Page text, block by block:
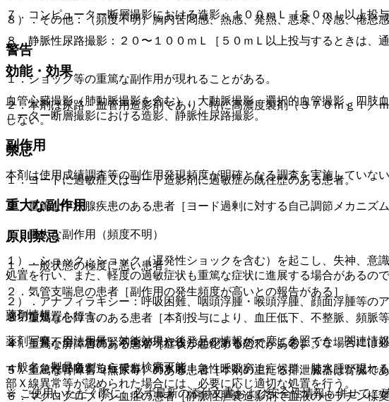
８）．その他：（頻度不明）胸内苦悶感、熱感、発熱、悪寒、冷感、倦怠
警告
１．ショック等の重篤な副作用が現れることがある。
２．本剤は尿路・血管用造影剤であり、特に高濃度製剤（３７０ｍｇＩ／
しない。
禁忌
１．ヨードに過敏症又はヨード造影剤に過敏症の既往歴のある患者。
２．重篤な甲状腺疾患のある患者［ヨード過剰に対する自己調節メカニズ
原則禁忌
１．一般状態の極度に悪い患者。
２．気管支喘息の患者［副作用の発生頻度が高いとの報告がある］。
３．重篤な心障害のある患者［本剤投与により、血圧低下、不整脈、頻脈
４．重篤な肝障害のある患者［症状が悪化する恐れがある］。
５．重篤な腎障害（無尿等）のある患者［本剤の主たる排泄臓器は腎臓
６．マクログロブリン血症の患者［静脈性胆嚢造影剤で血液のゼラチン様
７．コンピューター断層撮影における造影：１００ｍＬ［５０ｍＬ以上投
８．静脈性尿路撮影：２０〜１００ｍＬ［５０ｍＬ以上投与するときは、
効能・効果
血管心臓撮影（肺動脈撮影を含む）、大動脈撮影、選択的血管撮影、四
ューター断層撮影における造影、静脈性尿路撮影。
副作用
本剤は使用成績調査等の副作用発現頻度が明確となる調査を実施していない
重大な副作用
１．重大な副作用（頻度不明）
１）．ショック：ショック（遅発性ショックを含む）を起こし、失神、
処置を行い、また、軽度の過敏症状も重篤な症状に進展する場合があるの
２）．アナフィラキシー：呼吸困難、咽頭浮腫・喉頭浮腫、顔面浮腫等
適切な処置を行う。
３）．腎不全：急性腎不全が現れることがあるので、このような場合には
４）．急性呼吸窮迫症候群、肺水腫：急性呼吸窮迫症候群、肺水腫が現
部Ｘ線異常等が認められた場合には、必要に応じ適切な処置を行う。
薬剤情報
薬剤写真、用法用量、効能効果や後発品の情報が一度に参照でき、関連情
一般名、製品名どちらでも検索可能！
※ ご使用いただく際に、必ず最新の添付文書および安全性情報も併せてご